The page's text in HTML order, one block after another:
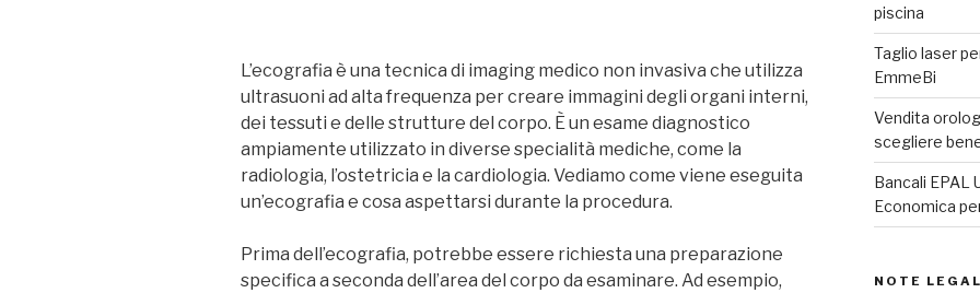
L’ecografia è una tecnica di imaging medico non invasiva che utilizza
ultrasuoni ad alta frequenza per creare immagini degli organi interni,
dei tessuti e delle strutture del corpo. È un esame diagnostico
ampiamente utilizzato in diverse specialità mediche, come la
radiologia, l’ostetricia e la cardiologia. Vediamo come viene eseguita
un’ecografia e cosa aspettarsi durante la procedura.
Prima dell’ecografia, potrebbe essere richiesta una preparazione
specifica a seconda dell’area del corpo da esaminare. Ad esempio,
piscina
Taglio laser
EmmeBi
Vendita
scegliere
Bancali EPAL
Economica
NOTE